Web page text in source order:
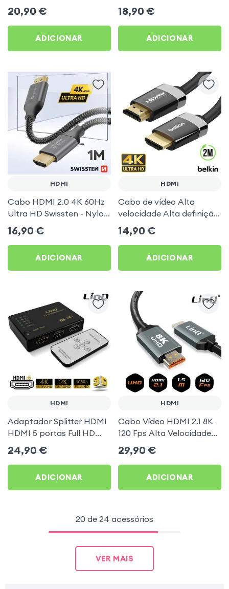
entrançado 3m
20,90 €
ADICIONAR
entrançado 2m
18,90 €
ADICIONAR
HDMI
Cabo HDMI 2.0 4K 60Hz
Ultra HD Swissten - Nylon
entrançado 1m
16,90 €
ADICIONAR
HDMI
Cabo de vídeo Alta
velocidade Alta definição
4K 2m Preto
14,90 €
ADICIONAR
HDMI
Adaptador Splitter HDMI
HDMI 5 portas Full HD
1080 Preto LinQ
24,90 €
ADICIONAR
HDMI
Cabo Vídeo HDMI 2.1 8K
120 Fps Alta Velocidade
UHD, Compatível com
HFR, 3D, HRD-10+, eARC,
DSC, QMS, VRR, ALLM,
Ethernet, 1.5m, LinQ -
Preto
29,90 €
ADICIONAR
20 de 24 acessórios
VER MAIS